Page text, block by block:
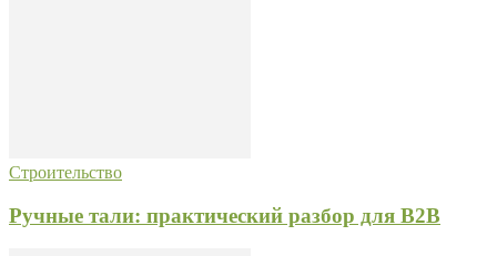
Строительство
Ручные тали: практический разбор для B2B